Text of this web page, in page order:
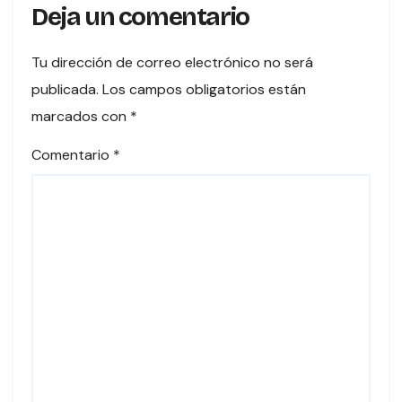
Deja un comentario
Tu dirección de correo electrónico no será
publicada. Los campos obligatorios están
marcados con *
Comentario *